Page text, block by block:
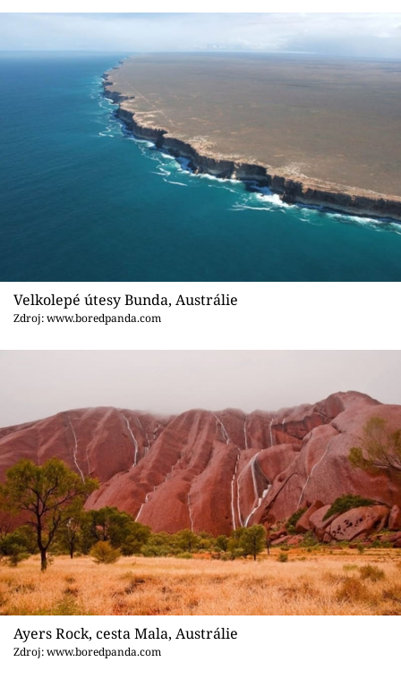
Velkolepé útesy Bunda, Austrálie
Zdroj: www.boredpanda.com
Ayers Rock, cesta Mala, Austrálie
Zdroj: www.boredpanda.com